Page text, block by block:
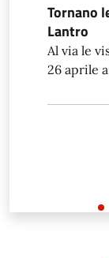
Tornano
Lantro
Al via le
26 aprile